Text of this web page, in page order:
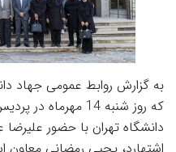
به گزارش روابط عمومی جهاد
که روز شنبه 14
دانشگاه تهران با حضور